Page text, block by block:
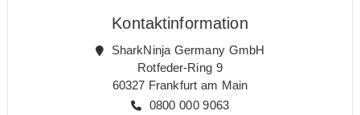
Kontaktinformation
SharkNinja Germany GmbH
Rotfeder-Ring 9
60327 Frankfurt am Main
0800 000 9063